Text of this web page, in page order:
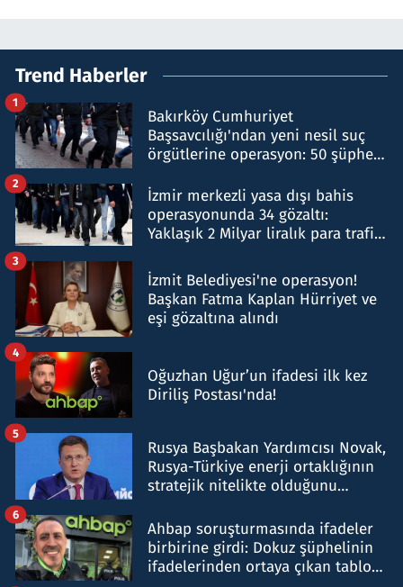
Trend Haberler
Bakırköy Cumhuriyet
Başsavcılığı'ndan yeni nesil suç
örgütlerine operasyon: 50 şüpheli
1
İzmir merkezli yasa dışı bahis
operasyonunda 34 gözaltı:
Yaklaşık 2 Milyar liralık para trafiği
2
İzmit Belediyesi'ne operasyon!
Başkan Fatma Kaplan Hürriyet ve
eşi gözaltına alındı
3
Oğuzhan Uğur’un ifadesi ilk kez
Diriliş Postası'nda!
4
Rusya Başbakan Yardımcısı Novak,
Rusya-Türkiye enerji ortaklığının
stratejik nitelikte olduğunu
5
Ahbap soruşturmasında ifadeler
birbirine girdi: Dokuz şüphelinin
ifadelerinden ortaya çıkan tablo
6